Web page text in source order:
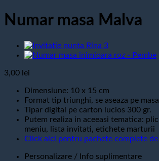
Numar masa Malva
3,00 lei
Dimensiune: 10 x 15 cm
Format tip triunghi, se aseaza pe masa
Tipar digital pe carton lucios 300 gr.
Putem realiza in aceeasi tematica:
meniu, lista invitati, etichete marturii
Click aici pentru pachete complete
Personalizare / Info suplimentare